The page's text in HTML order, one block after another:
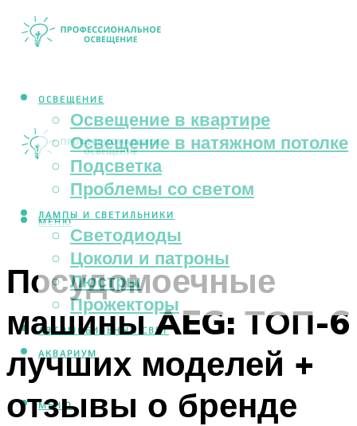
ОСВЕЩЕНИЕ
Освещение в квартире
Освещение в натяжном потолке
Подсветка
Проблемы со светом
ЛАМПЫ И СВЕТИЛЬНИКИ
Светодиоды
Цоколи и патроны
Люстры
Прожекторы
АВТОМОБИЛЬНЫЙ СВЕТ
АКВАРИУМ
МЕНЮ
МЕНЮ
Посудомоечные
машины AEG: ТОП-6
лучших моделей +
отзывы о бренде